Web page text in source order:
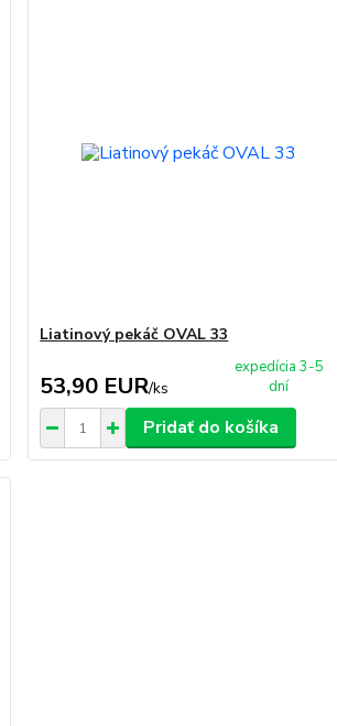
Liatinový pekáč OVAL 33
53,90 EUR/ks
expedícia 3-5
dní
Pridať do košíka